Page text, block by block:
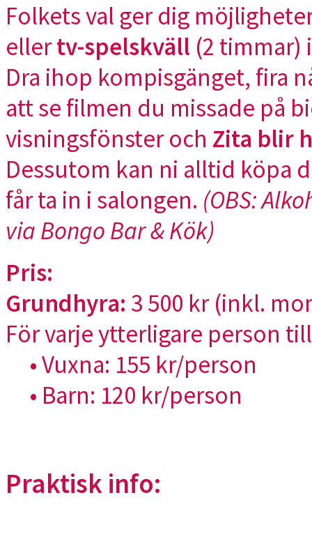
Folkets val ger dig
ellertv-spelskväll (2 timmar)
Dra ihop kompisgänget, fira
att se filmen du missade på
visningsfönster och Zita blir
Dessutom kan ni alltid köpa
får ta in i salongen. (OBS:
via Bongo Bar & Kök)
Pris:
Grundhyra: 3 500 kr (inkl.
För varje ytterligare person
• Vuxna: 155 kr/person
• Barn: 120 kr/person
Praktisk info: